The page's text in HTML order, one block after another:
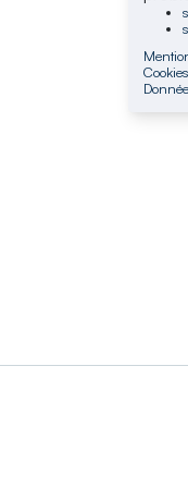
Cookies